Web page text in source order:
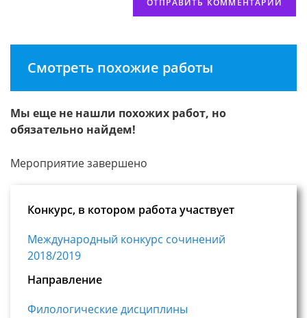
Смотреть похожие работы
Мы еще не нашли похожих работ, но
обязательно найдем!
Мероприятие завершено
Конкурс, в котором работа участвует
Международный конкурс сочинений
2018/2019
Направление
Филологические дисциплины